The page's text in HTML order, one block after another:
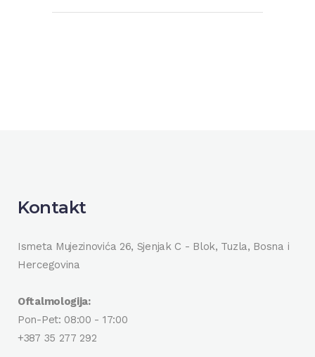
Kontakt
Ismeta Mujezinovića 26, Sjenjak C - Blok, Tuzla, Bosna i
Hercegovina
Oftalmologija:
Pon-Pet: 08:00 - 17:00
+387 35 277 292